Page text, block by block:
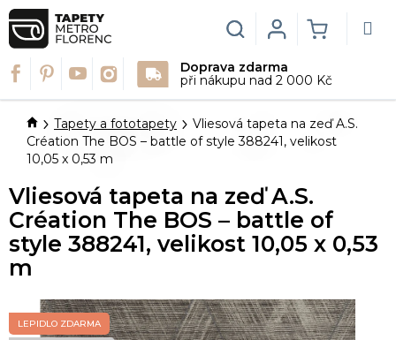
Přejít
na
obsah
Doprava zdarma
při nákupu nad 2 000 Kč
Hledat
KOŠÍK
Login
DomůTapety a fototapety
Vliesová tapeta na zeď A.S.
Création The BOS – battle of style 388241, velikost
10,05 x 0,53 m
Vliesová tapeta na zeď A.S.
Création The BOS – battle of
style 388241, velikost 10,05 x 0,53
m
LEPIDLO ZDARMA